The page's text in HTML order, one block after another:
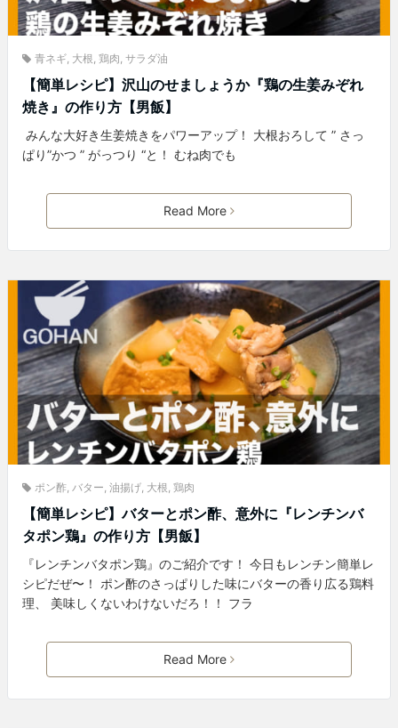
青ネギ 大根 鶏肉 サラダ油
【簡単レシピ】沢山のせましょうか『鶏の生姜みぞれ
焼き』の作り方【男飯】
みんな大好き生姜焼きをパワーアップ！ 大根おろして ” さっ
ぱり”かつ ” がっつり “と！ むね肉でも
Read More
ポン酢 バター 油揚げ 大根 鶏肉
【簡単レシピ】バターとポン酢、意外に『レンチンバ
タポン鶏』の作り方【男飯】
『レンチンバタポン鶏』のご紹介です！ 今日もレンチン簡単レ
シピだぜ〜！ ポン酢のさっぱりした味にバターの香り広る鶏料
理、 美味しくないわけないだろ！！ フラ
Read More